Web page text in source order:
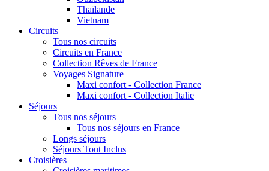
Thaïlande
Vietnam
Circuits
Tous nos circuits
Circuits en France
Collection Rêves de France
Voyages Signature
Maxi confort - Collection France
Maxi confort - Collection Italie
Séjours
Tous nos séjours
Tous nos séjours en France
Longs séjours
Séjours Tout Inclus
Croisières